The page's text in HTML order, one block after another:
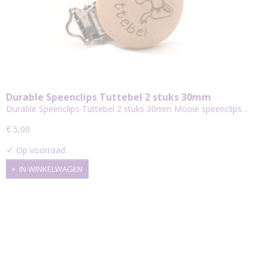
Durable Speenclips Tuttebel 2 stuks 30mm
Durable Speenclips Tuttebel 2 stuks 30mm Mooie speenclips…
€ 5,00
✓ Op voorraad
IN WINKELWAGEN